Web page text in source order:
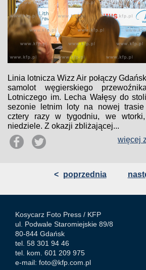
Linia lotnicza Wizz Air połączy
samolot węgierskiego
Lotniczego im. Lecha Wałęsy do
sezonie letnim loty na nowej
cztery razy w tygodniu, we
niedziele. Z okazji zbliżającej...
więcej
< poprzednia
Kosycarz Foto Press / KFP
ul. Podwale Staromiejskie 89/8
80-844 Gdańsk
tel. 58 301 94 46
tel. kom. 601 209 975
e-mail: foto@kfp.com.pl